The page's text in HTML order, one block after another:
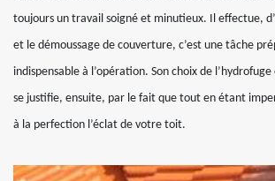
toujours un travail soigné et minutieux. Il effectue,
et le démoussage de couverture, c’est une tâche
indispensable à l’opération. Son choix de
se justifie, ensuite, par le fait que tout en étant
à la perfection l’éclat de votre toit.